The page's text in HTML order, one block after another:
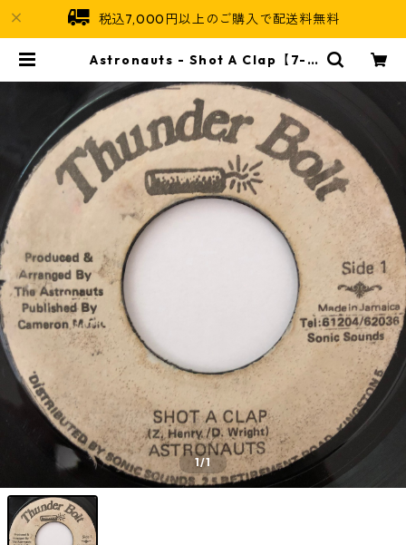
税込7,000円以上のご購入で配送料無料
Astronauts - Shot A Clap【7-2
1/1